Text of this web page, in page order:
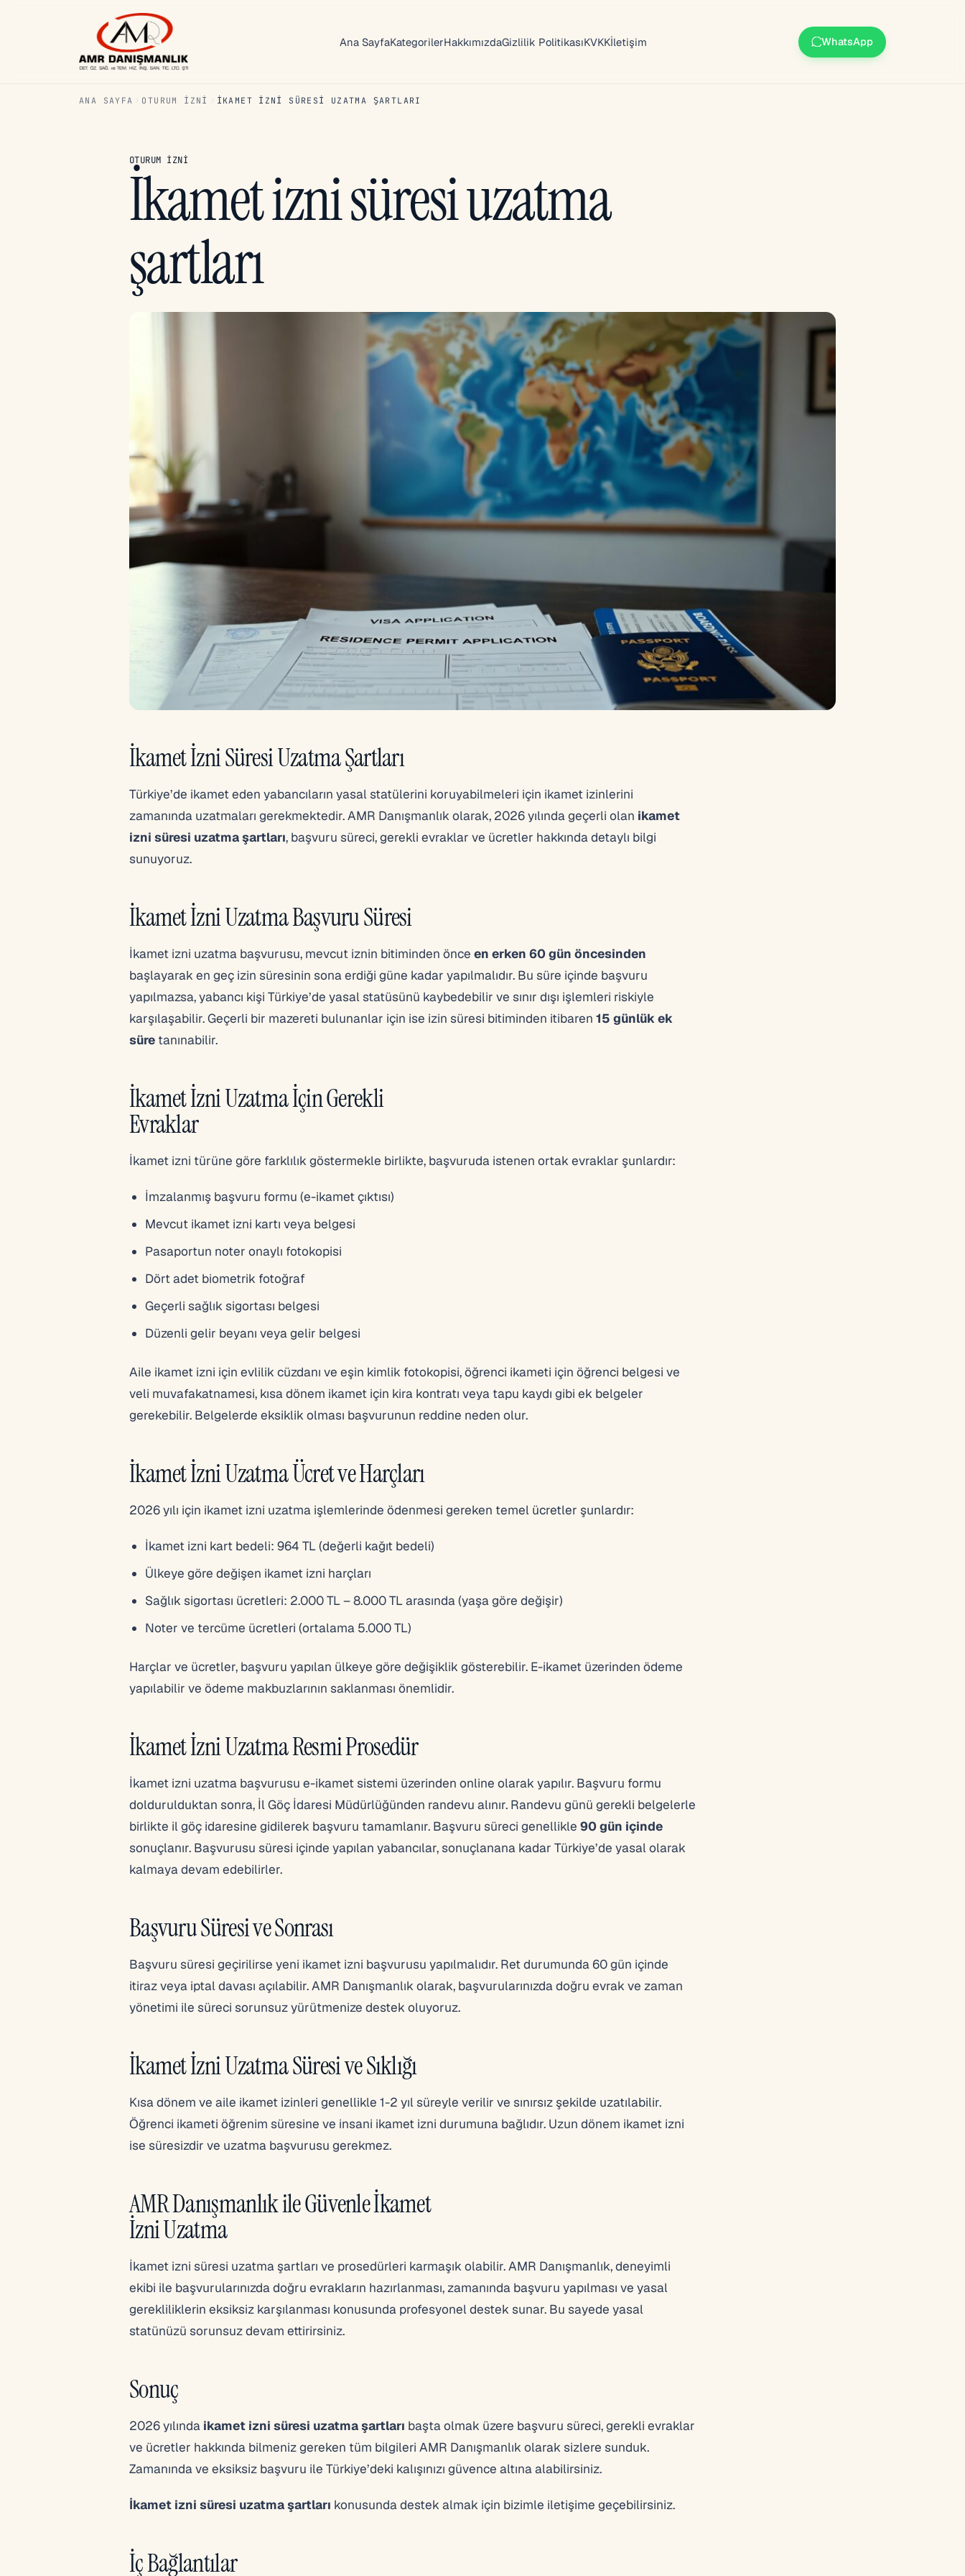
Ana SayfaKategorilerHakkımızdaGizlilik PolitikasıKVKKİletişim WhatsApp
ANA SAYFA OTURUM İZNI İKAMET IZNI SÜRESI UZATMA ŞARTLARI
OTURUM İZNI
İkamet izni süresi uzatma
şartları
İkamet İzni Süresi Uzatma Şartları
Türkiye’de ikamet eden yabancıların yasal statülerini koruyabilmeleri için ikamet izinlerini
zamanında uzatmaları gerekmektedir. AMR Danışmanlık olarak, 2026 yılında geçerli olan ikamet
izni süresi uzatma şartları, başvuru süreci, gerekli evraklar ve ücretler hakkında detaylı bilgi
sunuyoruz.
İkamet İzni Uzatma Başvuru Süresi
İkamet izni uzatma başvurusu, mevcut iznin bitiminden önce en erken 60 gün öncesinden
başlayarak en geç izin süresinin sona erdiği güne kadar yapılmalıdır. Bu süre içinde başvuru
yapılmazsa, yabancı kişi Türkiye’de yasal statüsünü kaybedebilir ve sınır dışı işlemleri riskiyle
karşılaşabilir. Geçerli bir mazereti bulunanlar için ise izin süresi bitiminden itibaren 15 günlük ek
süre tanınabilir.
İkamet İzni Uzatma İçin Gerekli
Evraklar
İkamet izni türüne göre farklılık göstermekle birlikte, başvuruda istenen ortak evraklar şunlardır:
İmzalanmış başvuru formu (e-ikamet çıktısı)
Mevcut ikamet izni kartı veya belgesi
Pasaportun noter onaylı fotokopisi
Dört adet biometrik fotoğraf
Geçerli sağlık sigortası belgesi
Düzenli gelir beyanı veya gelir belgesi
Aile ikamet izni için evlilik cüzdanı ve eşin kimlik fotokopisi, öğrenci ikameti için öğrenci belgesi ve
veli muvafakatnamesi, kısa dönem ikamet için kira kontratı veya tapu kaydı gibi ek belgeler
gerekebilir. Belgelerde eksiklik olması başvurunun reddine neden olur.
İkamet İzni Uzatma Ücret ve Harçları
2026 yılı için ikamet izni uzatma işlemlerinde ödenmesi gereken temel ücretler şunlardır:
İkamet izni kart bedeli: 964 TL (değerli kağıt bedeli)
Ülkeye göre değişen ikamet izni harçları
Sağlık sigortası ücretleri: 2.000 TL – 8.000 TL arasında (yaşa göre değişir)
Noter ve tercüme ücretleri (ortalama 5.000 TL)
Harçlar ve ücretler, başvuru yapılan ülkeye göre değişiklik gösterebilir. E-ikamet üzerinden ödeme
yapılabilir ve ödeme makbuzlarının saklanması önemlidir.
İkamet İzni Uzatma Resmi Prosedür
İkamet izni uzatma başvurusu e-ikamet sistemi üzerinden online olarak yapılır. Başvuru formu
doldurulduktan sonra, İl Göç İdaresi Müdürlüğünden randevu alınır. Randevu günü gerekli belgelerle
birlikte il göç idaresine gidilerek başvuru tamamlanır. Başvuru süreci genellikle 90 gün içinde
sonuçlanır. Başvurusu süresi içinde yapılan yabancılar, sonuçlanana kadar Türkiye’de yasal olarak
kalmaya devam edebilirler.
Başvuru Süresi ve Sonrası
Başvuru süresi geçirilirse yeni ikamet izni başvurusu yapılmalıdır. Ret durumunda 60 gün içinde
itiraz veya iptal davası açılabilir. AMR Danışmanlık olarak, başvurularınızda doğru evrak ve zaman
yönetimi ile süreci sorunsuz yürütmenize destek oluyoruz.
İkamet İzni Uzatma Süresi ve Sıklığı
Kısa dönem ve aile ikamet izinleri genellikle 1-2 yıl süreyle verilir ve sınırsız şekilde uzatılabilir.
Öğrenci ikameti öğrenim süresine ve insani ikamet izni durumuna bağlıdır. Uzun dönem ikamet izni
ise süresizdir ve uzatma başvurusu gerekmez.
AMR Danışmanlık ile Güvenle İkamet
İzni Uzatma
İkamet izni süresi uzatma şartları ve prosedürleri karmaşık olabilir. AMR Danışmanlık, deneyimli
ekibi ile başvurularınızda doğru evrakların hazırlanması, zamanında başvuru yapılması ve yasal
gerekliliklerin eksiksiz karşılanması konusunda profesyonel destek sunar. Bu sayede yasal
statünüzü sorunsuz devam ettirirsiniz.
Sonuç
2026 yılında ikamet izni süresi uzatma şartları başta olmak üzere başvuru süreci, gerekli evraklar
ve ücretler hakkında bilmeniz gereken tüm bilgileri AMR Danışmanlık olarak sizlere sunduk.
Zamanında ve eksiksiz başvuru ile Türkiye’deki kalışınızı güvence altına alabilirsiniz.
İkamet izni süresi uzatma şartları konusunda destek almak için bizimle iletişime geçebilirsiniz.
İç Bağlantılar